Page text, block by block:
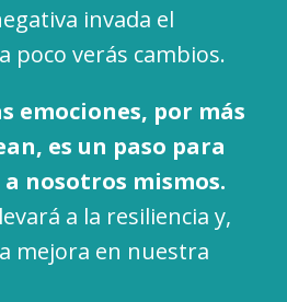
invada el
poco verás cambios.
emociones, por más
es un paso para
nosotros mismos.
a la resiliencia y,
mejora en nuestra